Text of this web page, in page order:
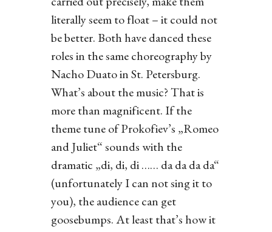
literally seem to float – it could not
be better. Both have danced these
roles in the same choreography by
Nacho Duato in St. Petersburg.
What’s about the music? That is
more than magnificent. If the
theme tune of Prokofiev’s „Romeo
and Juliet“ sounds with the
dramatic „di, di, di …… da da da da“
(unfortunately I can not sing it to
you), the audience can get
goosebumps. At least that’s how it